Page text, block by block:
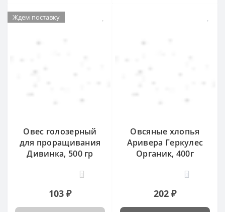
Ждем поставку
Овес голозерный
для проращивания
Дивинка, 500 гр
103 ₽
Овсяные хлопья
Аривера Геркулес
Органик, 400г
202 ₽